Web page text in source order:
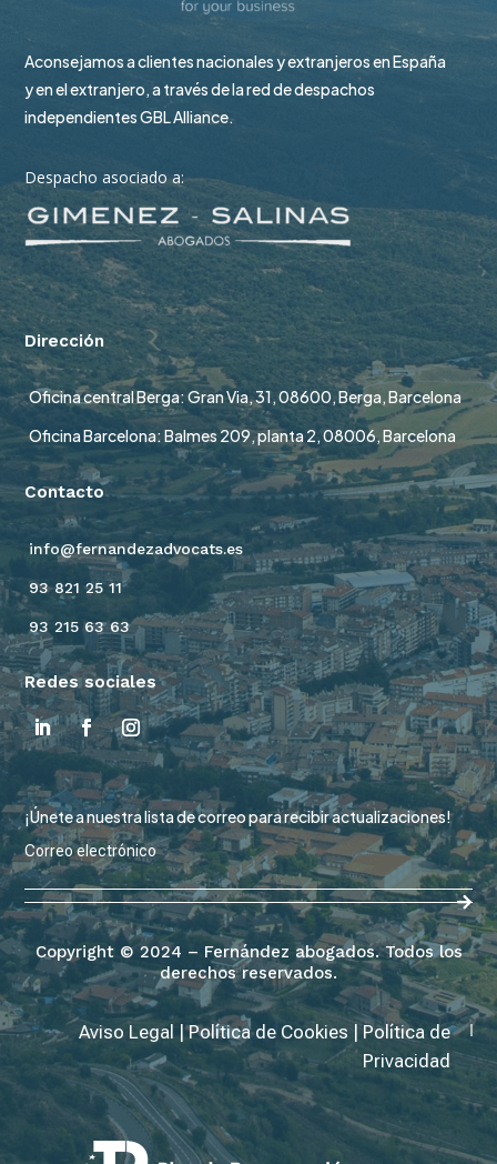
Aconsejamos a clientes nacionales y extranjeros en España
y en el extranjero, a través de la red de despachos
independientes GBL Alliance.
Despacho asociado a:
Dirección
Oficina central Berga: Gran Via, 31, 08600, Berga, Barcelona
Oficina Barcelona: Balmes 209, planta 2, 08006, Barcelona
Contacto
info@fernandezadvocats.es
93 821 25 11
93 215 63 63
Redes sociales
¡Únete a nuestra lista de correo para recibir actualizaciones!
Copyright © 2024 – Fernández abogados. Todos los
derechos reservados.
Aviso Legal |Política de Cookies |Política de
Privacidad